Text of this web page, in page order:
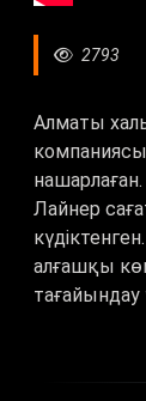
2793
Алматы
Лайнер
алғашқы
тағайындау